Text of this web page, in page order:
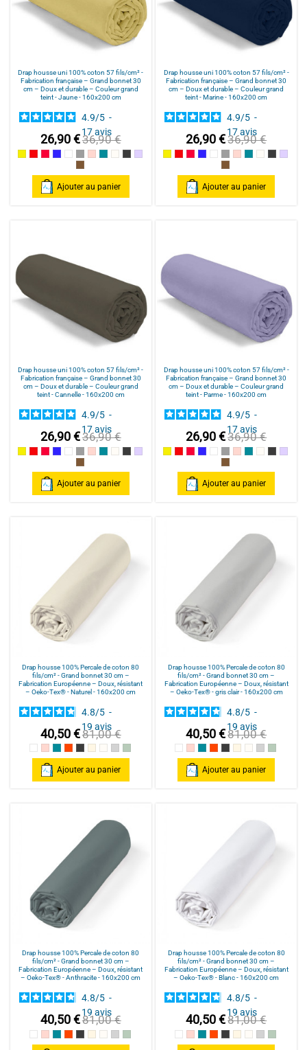
Drap housse uni 100% coton 57 fils/cm² -
Fabrication française – Grand bonnet 30
cm – Doux et durable – Couleur grand
teint - Jaune - 160x200 cm
4.9/5 -
17avis
26,90 €36,90 €
JauneRouge / Red
Framboise / Fuschia
Marine
BlancGris souris
Rose poudré / Light pink
Bleu Canard
Naturel
Gris Foncé
Parme
Cannelle
Ajouter au panier
Drap housse uni 100% coton 57 fils/cm² -
Fabrication française – Grand bonnet 30
cm – Doux et durable – Couleur grand
teint - Marine - 160x200 cm
4.9/5 -
17avis
26,90 €36,90 €
JauneRouge / Red
Framboise / Fuschia
Marine
BlancGris souris
Rose poudré /
Bleu Canard
Naturel
Gris
Cannelle
Ajouter au panier
Drap housse uni 100% coton 57 fils/cm² -
Fabrication française – Grand bonnet 30
cm – Doux et durable – Couleur grand
teint - Cannelle - 160x200 cm
4.9/5 -
17avis
26,90 €36,90 €
JauneRouge / Red
Framboise / Fuschia
Marine
BlancGris souris
Rose poudré / Light pink
Bleu Canard
Naturel
Gris Foncé
Parme
Cannelle
Ajouter au panier
Drap housse uni 100% coton 57 fils/cm² -
Fabrication française – Grand bonnet 30
cm – Doux et durable – Couleur grand
teint - Parme - 160x200 cm
4.9/5 -
17avis
26,90 €36,90 €
JauneRouge / Red
Framboise / Fuschia
Marine
BlancGris souris
Rose poudré /
Bleu Canard
Naturel
Gris
Cannelle
Ajouter au panier
Drap housse 100% Percale de coton 80
fils/cm² - Grand bonnet 30 cm –
Fabrication Européenne – Doux, résistant
– Oeko-Tex® - Naturel - 160x200 cm
4.8/5 -
19 avis
40,50 €81,00 €
BlancRose poudré / Light pink
Bleu Canard
Terracotta
Anthracite
MasticNaturel
gris clair
celadon
Ajouter au panier
Drap housse 100% Percale de coton 80
fils/cm² - Grand bonnet 30 cm –
Fabrication Européenne – Doux, résistant
– Oeko-Tex® - gris clair - 160x200 cm
4.8/5 -
19avis
40,50 €81,00 €
BlancRose poudré / Light pink
Bleu Canard
Terracotta
Anthracite
MasticNaturel
gris clair
celadon
Ajouter au panier
Drap housse 100% Percale de coton 80
fils/cm² - Grand bonnet 30 cm –
Fabrication Européenne – Doux, résistant
– Oeko-Tex® - Anthracite - 160x200 cm
4.8/5 -
19 avis
40,50 €81,00 €
BlancRose poudré / Light pink
Bleu Canard
Terracotta
Anthracite
MasticNaturel
gris clair
celadon
Drap housse 100% Percale de coton 80
fils/cm² - Grand bonnet 30 cm –
Fabrication Européenne – Doux, résistant
– Oeko-Tex® - Blanc - 160x200 cm
4.8/5 -
19avis
40,50 €81,00 €
BlancRose poudré / Light pink
Bleu Canard
Terracotta
Anthracite
MasticNaturel
gris clair
celadon